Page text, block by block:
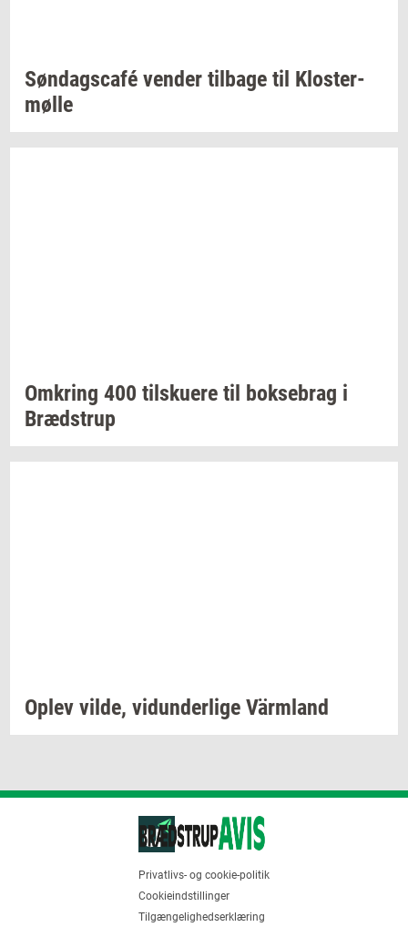
Søndagscafé ven­der til­ba­ge til Klos­ter­
møl­le
Om­kring 400 til­sku­e­re til bok­se­brag i
Bræd­strup
Oplev vilde, vi­dun­der­li­ge Värmland
Privatlivs- og cookie-politik
Cookieindstillinger
Tilgængelighedserklæring